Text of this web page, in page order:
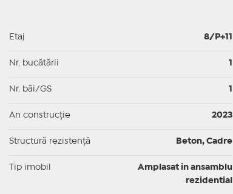
Etaj 8/P+11
Nr. bucătării
Nr. băi/GS
An construcție 2023
Structură rezistență Beton, Cadre
Tip imobil
Amplasat in ansamblu
rezidential